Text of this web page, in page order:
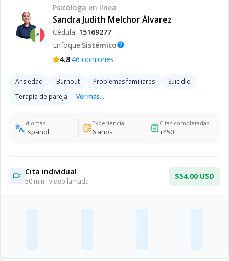
Psicóloga en línea
Sandra Judith Melchor Álvarez
Cédula: 15169277
Enfoque:Sistémicohelp
4.8·46 opiniones
Ansiedad Burnout Problemas familiares
Suicidio
Terapia de pareja
Ver más...
Idiomas
Español
Experiencia
6años
Citas completadas
+450
Cita individual
50 min · videollamada
$54.00 USD